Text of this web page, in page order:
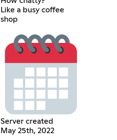
Like a busy coffee
shop
Server created
May 25th, 2022